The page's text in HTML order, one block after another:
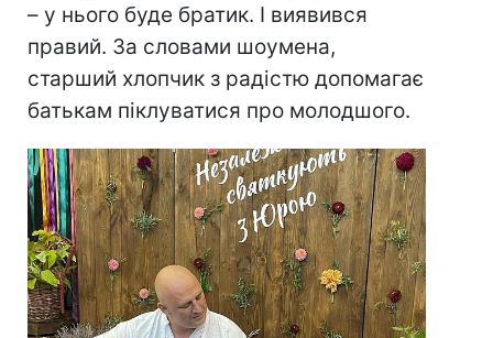
– у нього буде братик. І виявився
правий. За словами шоумена,
старший хлопчик з радістю допомагає
батькам піклуватися про молодшого.